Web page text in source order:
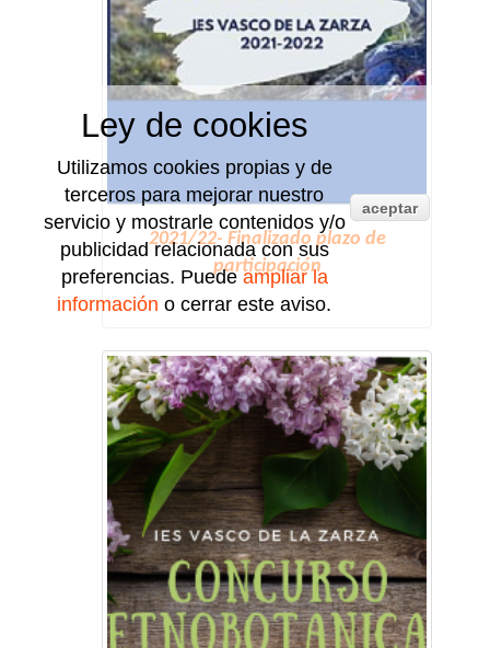
2021/22- Finalizado plazo de
participación
Ley de cookies
Utilizamos cookies propias y de
terceros para mejorar nuestro
servicio y mostrarle contenidos y/o
publicidad relacionada con sus
preferencias. Puede ampliar la
información o cerrar este aviso.
aceptar